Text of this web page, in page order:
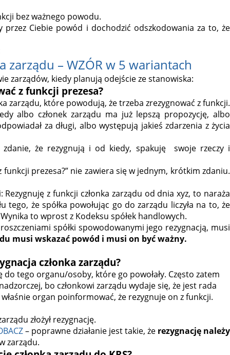
bez ważnego powodu.
przez Ciebie powód i dochodzić odszkodowania za to, że
zarządu – WZÓR w 5 wariantach
zarządów, kiedy planują odejście ze stanowiska:
z funkcji prezesa?
zarządu, które powodują, że trzeba zrezygnować z funkcji.
albo członek zarządu ma już lepszą propozycję, albo
za długi, albo występują jakieś zdarzenia z życia
że rezygnują i od kiedy, spakuję
swoje rzeczy i
prezesa?” nie zawiera się w jednym, krótkim zdaniu.
z funkcji członka zarządu od dnia xyz, to naraża
że spółka powołując go do zarządu liczyła na to, że
to wprost z Kodeksu spółek handlowych.
spółki spowodowanymi jego rezygnacją, musi
musi wskazać powód i musi on być ważny.
członka zarządu?
tego organu/osoby, które go powołały. Często zatem
bo członkowi zarządu wydaje się, że jest rada
organ poinformować, że rezygnuje on z funkcji.
złożył rezygnację.
– poprawne działanie jest takie, że rezygnację należy
zarządu.